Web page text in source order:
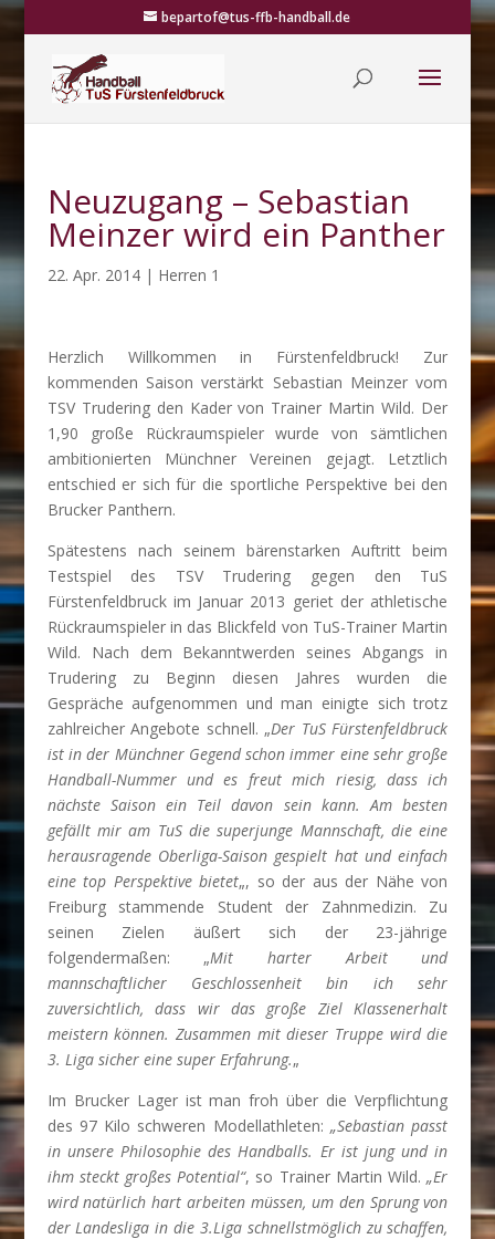
bepartof@tus-ffb-handball.de
Neuzugang – Sebastian
Meinzer wird ein Panther
22. Apr. 2014| Herren 1
Herzlich Willkommen in Fürstenfeldbruck! Zur
kommenden Saison verstärkt Sebastian Meinzer vom
TSV Trudering den Kader von Trainer Martin Wild. Der
1,90 große Rückraumspieler wurde von sämtlichen
ambitionierten Münchner Vereinen gejagt. Letztlich
entschied er sich für die sportliche Perspektive bei den
Brucker Panthern.
Spätestens nach seinem bärenstarken Auftritt beim
Testspiel des TSV Trudering gegen den TuS
Fürstenfeldbruck im Januar 2013 geriet der athletische
Rückraumspieler in das Blickfeld von TuS-Trainer Martin
Wild. Nach dem Bekanntwerden seines Abgangs in
Trudering zu Beginn diesen Jahres wurden die
Gespräche aufgenommen und man einigte sich trotz
zahlreicher Angebote schnell. „Der TuS Fürstenfeldbruck
ist in der Münchner Gegend schon immer eine sehr große
Handball-Nummer und es freut mich riesig, dass ich
nächste Saison ein Teil davon sein kann. Am besten
gefällt mir am TuS die superjunge Mannschaft, die eine
herausragende Oberliga-Saison gespielt hat und einfach
eine top Perspektive bietet„, so der aus der Nähe von
Freiburg stammende Student der Zahnmedizin. Zu
seinen Zielen äußert sich der 23-jährige
folgendermaßen: „Mit harter Arbeit und
mannschaftlicher Geschlossenheit bin ich sehr
zuversichtlich, dass wir das große Ziel Klassenerhalt
meistern können. Zusammen mit dieser Truppe wird die
3. Liga sicher eine super Erfahrung.„
Im Brucker Lager ist man froh über die Verpflichtung
des 97 Kilo schweren Modellathleten:„Sebastian passt
in unsere Philosophie des Handballs. Er ist jung und in
ihm steckt großes Potential“, so Trainer Martin Wild.„Er
wird natürlich hart arbeiten müssen, um den Sprung von
der Landesliga in die 3.Liga schnellstmöglich zu schaffen,